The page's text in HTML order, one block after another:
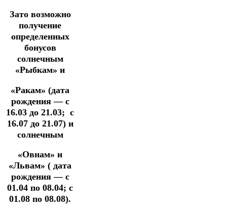
Зато возможно
получение
определенных
бонусов
солнечным
«Рыбкам» и
«Ракам» (дата
рождения — с
16.03 до 21.03; с
16.07 до 21.07) и
солнечным
«Овнам» и
«Львам» ( дата
рождения — с
01.04 по 08.04; с
01.08 по 08.08).